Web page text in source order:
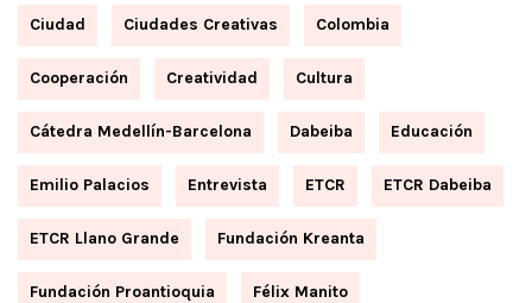
Ciudad Ciudades Creativas Colombia
Cooperación Creatividad Cultura
Cátedra Medellín-Barcelona Dabeiba Educación
Emilio Palacios Entrevista ETCR ETCR Dabeiba
ETCR Llano Grande Fundación Kreanta
Fundación Proantioquia Félix Manito